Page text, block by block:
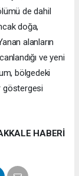
de dahil
doğa,
alanların
ve yeni
bölgedeki
göstergesi
HABERİ